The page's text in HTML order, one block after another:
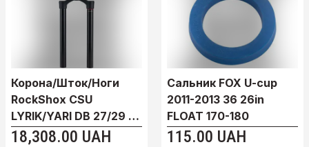
Корона/Шток/Ноги
RockShox CSU
LYRIK/YARI DB 27/29 B
42O...
18,308.00 UAH
Сальник FOX U-cup
2011-2013 36 26in
FLOAT 170-180
115.00 UAH